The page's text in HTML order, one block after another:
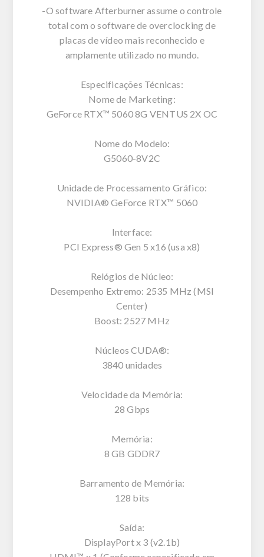
-O software Afterburner assume o controle
total com o software de overclocking de
placas de vídeo mais reconhecido e
amplamente utilizado no mundo.
Especificações Técnicas:
Nome de Marketing:
GeForce RTX™ 5060 8G VENTUS 2X OC
Nome do Modelo:
G5060-8V2C
Unidade de Processamento Gráfico:
NVIDIA® GeForce RTX™ 5060
Interface:
PCI Express® Gen 5 x16 (usa x8)
Relógios de Núcleo:
Desempenho Extremo: 2535 MHz (MSI
Center)
Boost: 2527 MHz
Núcleos CUDA®:
3840 unidades
Velocidade da Memória:
28 Gbps
Memória:
8 GB GDDR7
Barramento de Memória:
128 bits
Saída:
DisplayPort x 3 (v2.1b)